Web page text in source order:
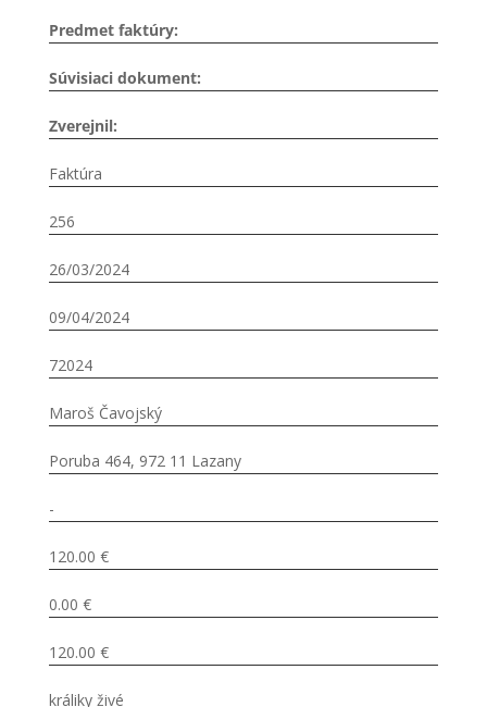
Predmet faktúry:
Súvisiaci dokument:
Zverejnil:
Faktúra
256
26/03/2024
09/04/2024
72024
Maroš Čavojský
Poruba 464, 972 11 Lazany
-
120.00 €
0.00 €
120.00 €
králiky živé